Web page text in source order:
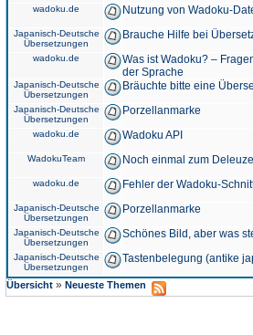
wadoku.de Nutzung von Wadoku-
Japanisch-Deutsche
Übersetzungen
Brauche Hilfe bei
wadoku.de
Was ist Wadoku? –
der Sprache
Japanisch-Deutsche
Übersetzungen
Bräuchte bitte eine
Japanisch-Deutsche
Übersetzungen
Porzellanmarke
wadoku.de Wadoku API
WadokuTeam Noch einmal zum
wadoku.de Fehler der Wadoku-
Japanisch-Deutsche
Übersetzungen
Porzellanmarke
Japanisch-Deutsche
Übersetzungen
Schönes Bild, aber was
Japanisch-Deutsche
Übersetzungen
Tastenbelegung (antike
Übersicht » Neueste Themen